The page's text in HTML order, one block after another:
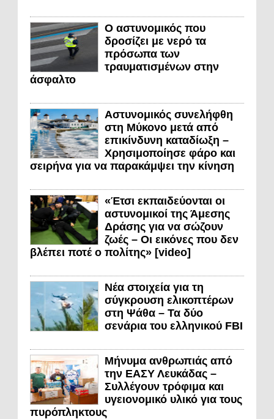
Ο αστυνομικός που
δροσίζει με νερό τα
πρόσωπα των
τραυματισμένων στην
άσφαλτο
Αστυνομικός συνελήφθη
στη Μύκονο μετά από
επικίνδυνη καταδίωξη –
Χρησιμοποίησε φάρο και
σειρήνα για να παρακάμψει την κίνηση
«Έτσι εκπαιδεύονται οι
αστυνομικοί της Άμεσης
Δράσης για να σώζουν
ζωές – Οι εικόνες που δεν
βλέπει ποτέ ο πολίτης» [video]
Νέα στοιχεία για τη
σύγκρουση ελικοπτέρων
στη Ψάθα – Τα δύο
σενάρια του ελληνικού FBI
Μήνυμα ανθρωπιάς από
την ΕΑΣΥ Λευκάδας –
Συλλέγουν τρόφιμα και
υγειονομικό υλικό για τους
πυρόπληκτους